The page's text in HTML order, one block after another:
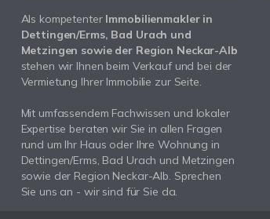
Als kompetenter Immobilienmakler in
Dettingen/Erms, Bad Urach und
Metzingen sowie der Region Neckar-Alb
stehen wir Ihnen beim Verkauf und bei der
Vermietung Ihrer Immobilie zur Seite.
Mit umfassendem Fachwissen und lokaler
Expertise beraten wir Sie in allen Fragen
rund um Ihr Haus oder Ihre Wohnung in
Dettingen/Erms, Bad Urach und Metzingen
sowie der Region Neckar-Alb. Sprechen
Sie uns an - wir sind für Sie da.